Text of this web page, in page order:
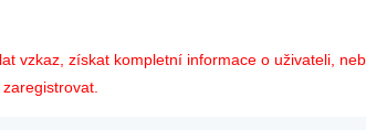
vzkaz, získat kompletní informace o uživateli,